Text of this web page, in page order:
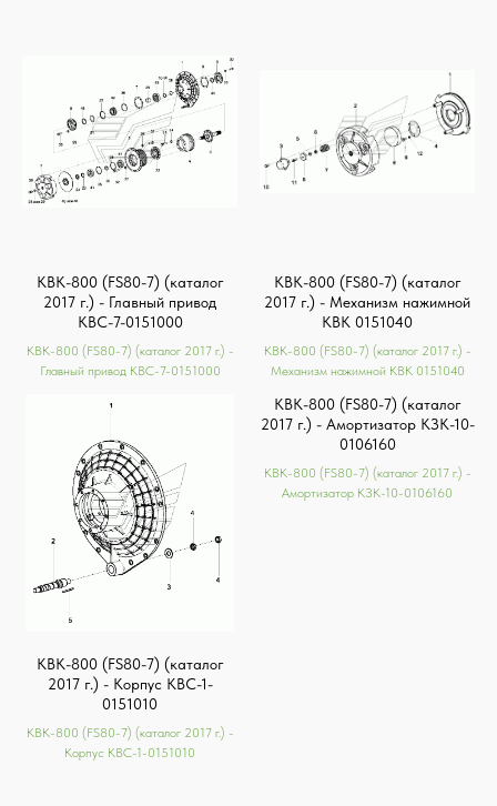
КВК-800 (FS80-7) (каталог
2017 г.) - Главный привод
КВС-7-0151000
КВК-800 (FS80-7) (каталог 2017 г.) -
Главный привод КВС-7-0151000
КВК-800 (FS80-7) (каталог
2017 г.) - Механизм нажимной
КВК 0151040
КВК-800 (FS80-7) (каталог 2017 г.) -
Механизм нажимной КВК 0151040
КВК-800 (FS80-7) (каталог
2017 г.) - Корпус КВС-1-
0151010
КВК-800 (FS80-7) (каталог 2017 г.) -
Корпус КВС-1-0151010
КВК-800 (FS80-7) (каталог
2017 г.) - Амортизатор КЗК-10-
0106160
КВК-800 (FS80-7) (каталог 2017 г.) -
Амортизатор КЗК-10-0106160